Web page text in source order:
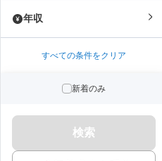
年収
すべての条件をクリア
新着のみ
検索